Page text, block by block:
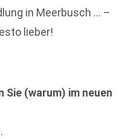
in Meerbusch … –
lieber!
Sie (warum) im neuen